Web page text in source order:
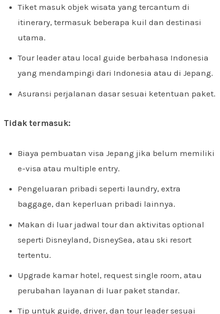
Tiket masuk objek wisata yang tercantum di
itinerary, termasuk beberapa kuil dan destinasi
utama.
Tour leader atau local guide berbahasa Indonesia
yang mendampingi dari Indonesia atau di Jepang.
Asuransi perjalanan dasar sesuai ketentuan paket.
Tidak termasuk:
Biaya pembuatan visa Jepang jika belum memiliki
e-visa atau multiple entry.
Pengeluaran pribadi seperti laundry, extra
baggage, dan keperluan pribadi lainnya.
Makan di luar jadwal tour dan aktivitas optional
seperti Disneyland, DisneySea, atau ski resort
tertentu.
Upgrade kamar hotel, request single room, atau
perubahan layanan di luar paket standar.
Tip untuk guide, driver, dan tour leader sesuai